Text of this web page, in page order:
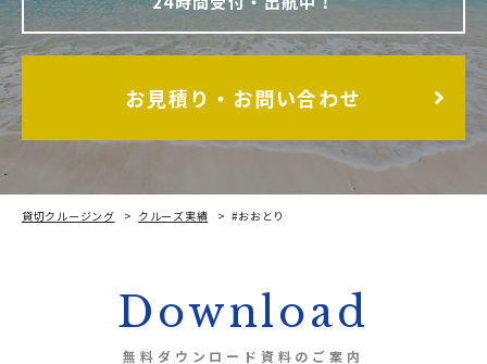
お見積り・お問い合わせ
貸切クルージング クルーズ実績 #おおとり
Download
無料ダウンロード資料のご案内